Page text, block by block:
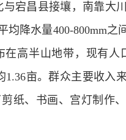
宕昌县接壤，南靠大
降水量400-800mm之
高半山地带，现有人
1.36亩。群众主要收入
纸、书画、宫灯制作